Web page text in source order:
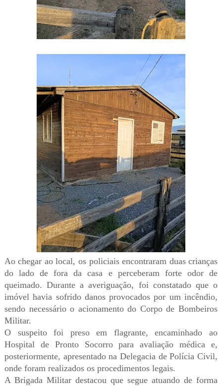
Ao chegar ao local, os policiais encontraram duas crianças
do lado de fora da casa e perceberam forte odor de
queimado. Durante a averiguação, foi constatado que o
imóvel havia sofrido danos provocados por um incêndio,
sendo necessário o acionamento do Corpo de Bombeiros
Militar.
O suspeito foi preso em flagrante, encaminhado ao
Hospital de Pronto Socorro para avaliação médica e,
posteriormente, apresentado na Delegacia de Polícia Civil,
onde foram realizados os procedimentos legais.
A Brigada Militar destacou que segue atuando de forma